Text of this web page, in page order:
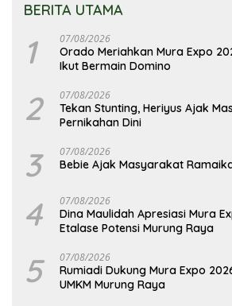
BERITA UTAMA
1 07/08/2026
Orado Meriahkan Mura Expo
Ikut Bermain Domino
2 07/08/2026
Tekan Stunting, Heriyus Ajak
Pernikahan Dini
3 07/08/2026
Bebie Ajak Masyarakat
4 07/08/2026
Dina Maulidah Apresiasi Mura
Etalase Potensi Murung Raya
5 07/08/2026
Rumiadi Dukung Mura Expo
UMKM Murung Raya